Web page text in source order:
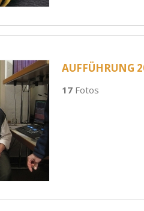
AUFFÜHRUNG
17 Fotos